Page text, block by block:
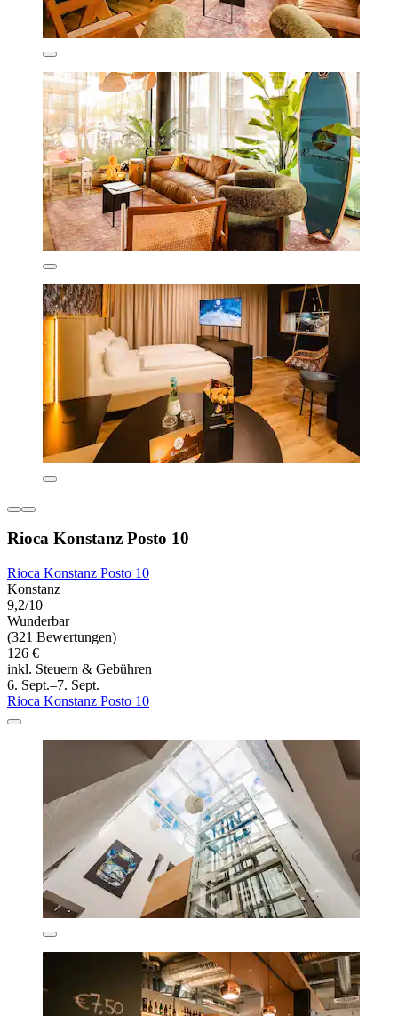
Rioca Konstanz Posto 10
Rioca Konstanz Posto 10
Konstanz
9,2/10
Wunderbar
(321 Bewertungen)
126 €
inkl. Steuern & Gebühren
6. Sept.–7. Sept.
Rioca Konstanz Posto 10